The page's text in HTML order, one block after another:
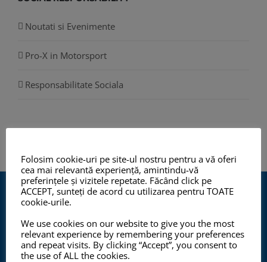
Noutati si Evenimente
Pro-X in Motorsport
Responsabilitate Sociala
Program de lucru cu publicul:
Folosim cookie-uri pe site-ul nostru pentru a vă oferi
cea mai relevantă experiență, amintindu-vă
preferințele și vizitele repetate. Făcând click pe
ACCEPT, sunteți de acord cu utilizarea pentru TOATE
cookie-urile.
We use cookies on our website to give you the most
relevant experience by remembering your preferences
and repeat visits. By clicking “Accept”, you consent to
the use of ALL the cookies.